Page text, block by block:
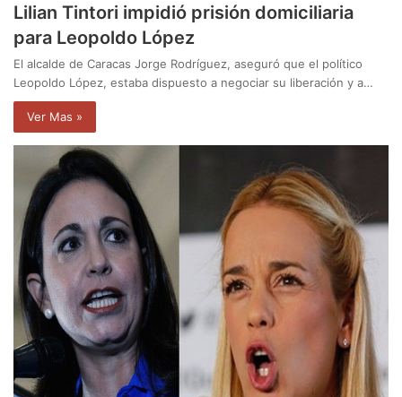
Lilian Tintori impidió prisión domiciliaria
para Leopoldo López
El alcalde de Caracas Jorge Rodríguez, aseguró que el político
Leopoldo López, estaba dispuesto a negociar su liberación y a…
Ver Mas »